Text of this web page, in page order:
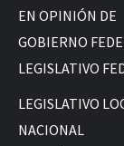
EN OPINIÓN DE
GOBIERNO
LEGISLATIVO
LEGISLATIVO
NACIONAL